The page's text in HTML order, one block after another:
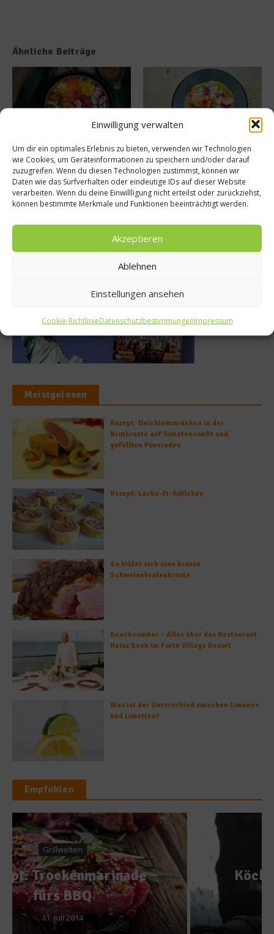
Einwilligung verwalten
Um dir ein optimales Erlebnis zu bieten, verwenden wir Technologien
wie Cookies, um Geräteinformationen zu speichern und/oder darauf
zuzugreifen. Wenn du diesen Technologien zustimmst, können wir
Daten wie das Surfverhalten oder eindeutige IDs auf dieser Website
verarbeiten. Wenn du deine Einwillligung nicht erteilst oder zurückziehst,
können bestimmte Merkmale und Funktionen beeinträchtigt werden.
Akzeptieren
Ablehnen
Einstellungen ansehen
Cookie-RichtlinieDatenschutzbestimmungenImpressum
Ähnliche Beiträge
MAUI eröffnet neue
Sommerterrasse im
Ludwigpalais
27. Juli 2026
50 Best Discovery präsentiert
globales Update 2026
17. Juli 2026
Meistgelesen
Rezept: Deichlammrücken in der
Brotkruste auf Tomatenconfit und
gefüllten Poveraden
Rezept: Lachs-Ei-Röllchen
So bildet sich eine krosse
Schweinebratenkruste
Beachcomber – Alles über das Restaurant
Heinz Beck im Forte Village Resort
Was ist der Unterschied zwischen Limonen
und Limetten?
Empfohlen
Spitzenköche
Köche à la Carte: Philipp
Wolter
29. Mai 2012